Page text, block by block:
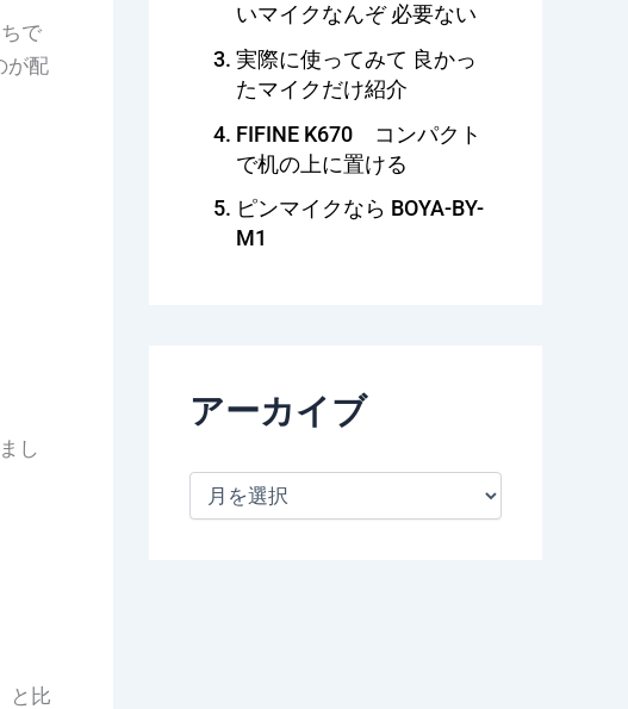
で
が配
し
と比
いマイクなんぞ 必要ない
実際に使ってみて 良かっ
たマイクだけ紹介
FIFINE K670 コンパクト
で机の上に置ける
ピンマイクなら BOYA-BY-
M1
アーカイブ